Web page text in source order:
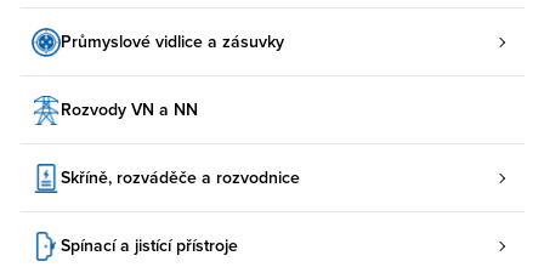
Průmyslové vidlice a zásuvky
Rozvody VN a NN
Skříně, rozváděče a rozvodnice
Spínací a jistící přístroje